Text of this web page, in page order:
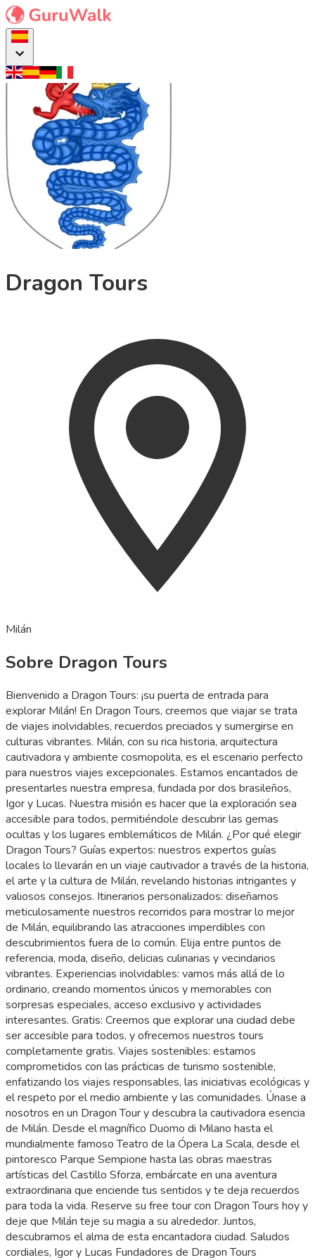
Dragon Tours
Milán
Sobre Dragon Tours
Bienvenido a Dragon Tours: ¡su puerta de entrada para
explorar Milán! En Dragon Tours, creemos que viajar se trata
de viajes inolvidables, recuerdos preciados y sumergirse en
culturas vibrantes. Milán, con su rica historia, arquitectura
cautivadora y ambiente cosmopolita, es el escenario perfecto
para nuestros viajes excepcionales. Estamos encantados de
presentarles nuestra empresa, fundada por dos brasileños,
Igor y Lucas. Nuestra misión es hacer que la exploración sea
accesible para todos, permitiéndole descubrir las gemas
ocultas y los lugares emblemáticos de Milán. ¿Por qué elegir
Dragon Tours? Guías expertos: nuestros expertos guías
locales lo llevarán en un viaje cautivador a través de la historia,
el arte y la cultura de Milán, revelando historias intrigantes y
valiosos consejos. Itinerarios personalizados: diseñamos
meticulosamente nuestros recorridos para mostrar lo mejor
de Milán, equilibrando las atracciones imperdibles con
descubrimientos fuera de lo común. Elija entre puntos de
referencia, moda, diseño, delicias culinarias y vecindarios
vibrantes. Experiencias inolvidables: vamos más allá de lo
ordinario, creando momentos únicos y memorables con
sorpresas especiales, acceso exclusivo y actividades
interesantes. Gratis: Creemos que explorar una ciudad debe
ser accesible para todos, y ofrecemos nuestros tours
completamente gratis. Viajes sostenibles: estamos
comprometidos con las prácticas de turismo sostenible,
enfatizando los viajes responsables, las iniciativas ecológicas y
el respeto por el medio ambiente y las comunidades. Únase a
nosotros en un Dragon Tour y descubra la cautivadora esencia
de Milán. Desde el magnífico Duomo di Milano hasta el
mundialmente famoso Teatro de la Ópera La Scala, desde el
pintoresco Parque Sempione hasta las obras maestras
artísticas del Castillo Sforza, embárcate en una aventura
extraordinaria que enciende tus sentidos y te deja recuerdos
para toda la vida. Reserve su free tour con Dragon Tours hoy y
deje que Milán teje su magia a su alrededor. Juntos,
descubramos el alma de esta encantadora ciudad. Saludos
cordiales, Igor y Lucas Fundadores de Dragon Tours